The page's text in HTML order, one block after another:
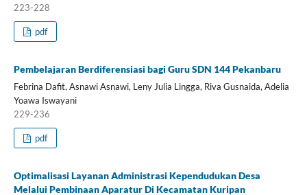
223-228
pdf
Pembelajaran Berdiferensiasi bagi Guru SDN 144 Pekanbaru
Febrina Dafit, Asnawi Asnawi, Leny Julia Lingga, Riva Gusnaida, Adelia
Yoawa Iswayani
229-236
pdf
Optimalisasi Layanan Administrasi Kependudukan Desa
Melalui Pembinaan Aparatur Di Kecamatan Kuripan